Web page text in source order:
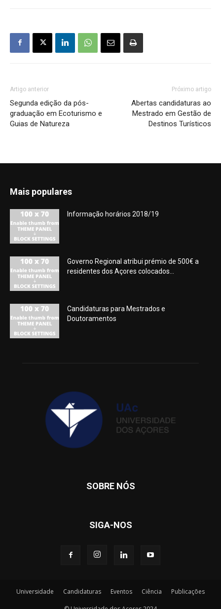
Artigo anterior
Segunda edição da pós-
graduação em Ecoturismo e
Guias de Natureza
Próximo artigo
Abertas candidaturas ao
Mestrado em Gestão de
Destinos Turísticos
Mais populares
Informação horários 2018/19
Governo Regional atribui prémio de 500€ a
residentes dos Açores colocados...
Candidaturas para Mestrados e
Doutoramentos
SOBRE NÓS
SIGA-NOS
Universidade Candidaturas Eventos Ciência Publicações